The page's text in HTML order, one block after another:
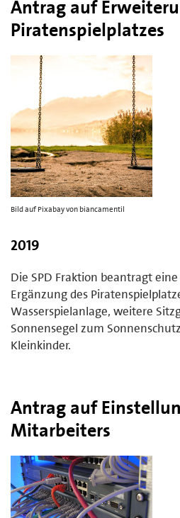
Antrag auf
Piratenspielplatzes
Bild auf Pixabay von biancamentil
2019
Die SPD Fraktion beantragt
Ergänzung des
Wasserspielanlage, weitere
Sonnensegel zum
Kleinkinder.
Antrag auf
Mitarbeiters